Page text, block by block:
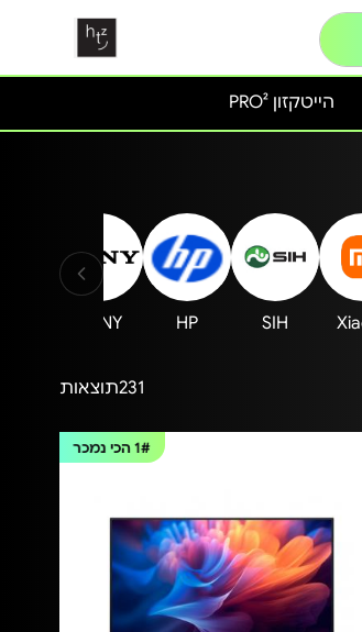
הייטקזון PRO²
SIH
HP
SONY
231תוצאות
1#הכי נמכר